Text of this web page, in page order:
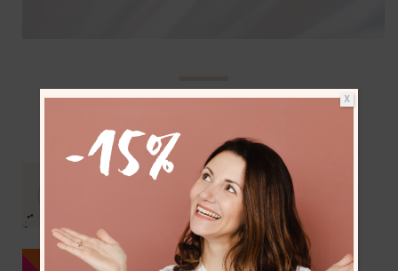
NEUESTE BEITRÄGE
Mit dem Wohnmobil bis zum Nordkap –
Vorbereitungen & Reiseroute
Kumihimo als DIY Sommer-Trend 2026
X